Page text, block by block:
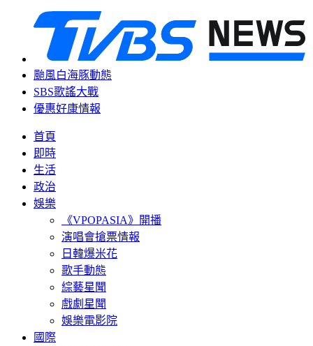
颱風白海豚動態
SBS歌謠大戰
優惠好康情報
首頁
即時
生活
政治
娛樂
《VPOPASIA》開播
演唱會搶票情報
日韓爆米花
歌手動態
綜藝星聞
戲劇星聞
娛樂電影院
國際